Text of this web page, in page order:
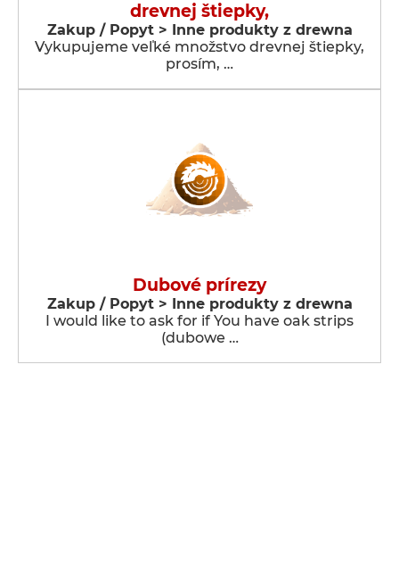
drevnej štiepky,
Zakup / Popyt > Inne produkty z drewna
Vykupujeme veľké množstvo drevnej štiepky,
prosím, …
Dubové prírezy
Zakup / Popyt > Inne produkty z drewna
I would like to ask for if You have oak strips
(dubowe …